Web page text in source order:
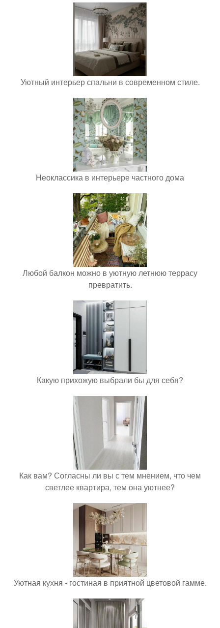
Уютный интерьер спальни в современном стиле.
Неоклассика в интерьере частного дома
Любой балкон можно в уютную летнюю террасу
превратить.
Какую прихожую выбрали бы для себя?
Как вам? Согласны ли вы с тем мнением, что чем
светлее квартира, тем она уютнее?
Уютная кухня - гостиная в приятной цветовой гамме.